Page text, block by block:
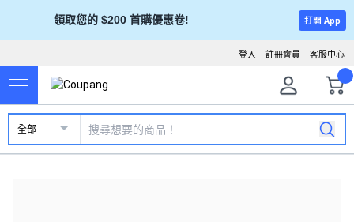
領取您的 $200 首購優惠卷! 打開 App
客服中心
註冊會員
登入
全部